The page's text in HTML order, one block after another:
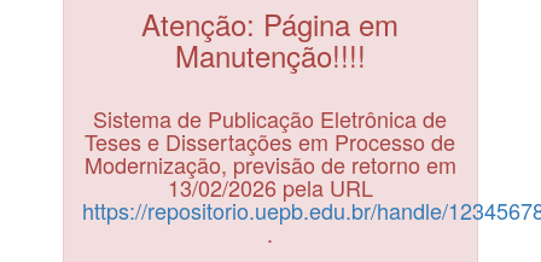
Atenção: Página em
Manutenção!!!!
Sistema de Publicação Eletrônica de
Teses e Dissertações em Processo de
Modernização, previsão de retorno em
13/02/2026 pela URL
https://repositorio.uepb.edu.br/handle/
.